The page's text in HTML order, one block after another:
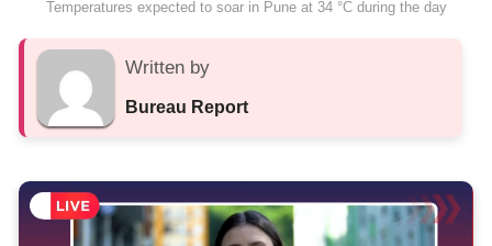
Temperatures expected to soar in Pune at 34 °C during the day
Written by
Bureau Report